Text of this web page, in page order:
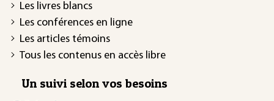
Les livres blancs
Les conférences en ligne
Les articles témoins
Tous les contenus en accès libre
Un suivi selon vos besoins